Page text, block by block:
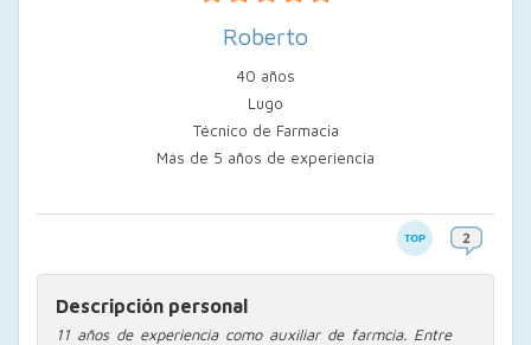
Roberto
40 años
Lugo
Técnico de Farmacia
Más de 5 años de experiencia
Descripción personal
11 años de experiencia como auxiliar de farmcia. Entre